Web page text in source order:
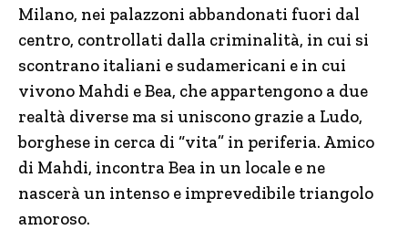
Milano, nei palazzoni abbandonati fuori dal
centro, controllati dalla criminalità, in cui si
scontrano italiani e sudamericani e in cui
vivono Mahdi e Bea, che appartengono a due
realtà diverse ma si uniscono grazie a Ludo,
borghese in cerca di “vita” in periferia. Amico
di Mahdi, incontra Bea in un locale e ne
nascerà un intenso e imprevedibile triangolo
amoroso.